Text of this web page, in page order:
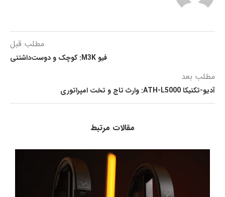
مطلب قبل
فیو M3K: کوچک و دوست‌داشتنی
مطلب بعد
آدیو-تکنیکا ATH-L5000: وارث تاج و تخت امپراتوری
مقالات مرتبط